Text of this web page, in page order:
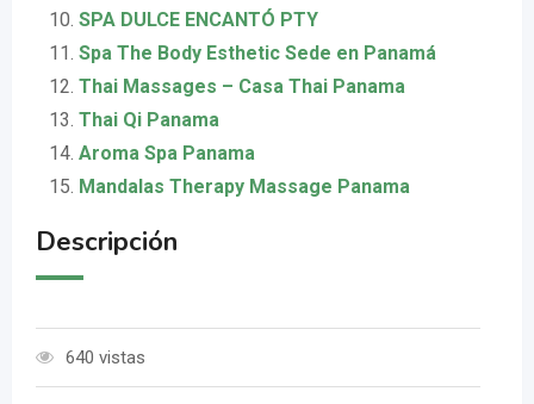
SPA DULCE ENCANTÓ PTY
Spa The Body Esthetic Sede en Panamá
Thai Massages – Casa Thai Panama
Thai Qi Panama
Aroma Spa Panama
Mandalas Therapy Massage Panama
Descripción
640 vistas